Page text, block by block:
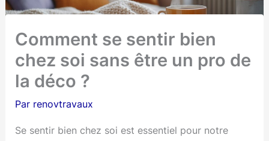
Comment se sentir bien
chez soi sans être un pro de
la déco ?
Par renovtravaux
Se sentir bien chez soi est essentiel pour notre